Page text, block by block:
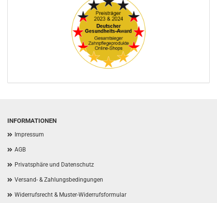
INFORMATIONEN
Impressum
AGB
Privatsphäre und Datenschutz
Versand- & Zahlungsbedingungen
Widerrufsrecht & Muster-Widerrufsformular